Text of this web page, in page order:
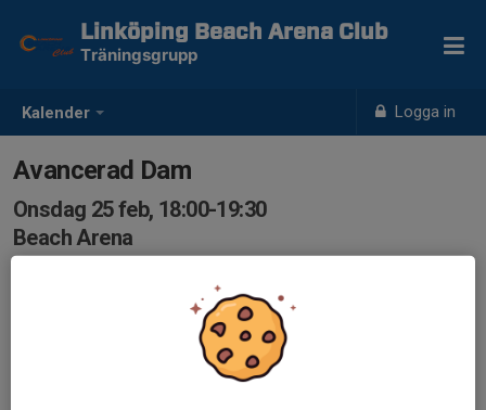
Kalender Logga in
Linköping Beach Arena Club
Träningsgrupp
Avancerad Dam
Onsdag 25 feb, 18:00-19:30
Beach Arena